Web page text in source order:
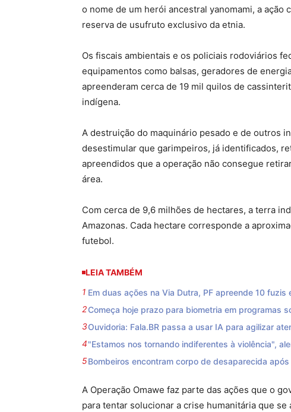
o nome de um herói ancestral yanomami, a
reserva de usufruto exclusivo da etnia.
Os fiscais ambientais e os policiais rodoviários
equipamentos como balsas, geradores de
apreenderam cerca de 19 mil quilos de
indígena.
A destruição do maquinário pesado e de outros
desestimular que garimpeiros, já identificados,
apreendidos que a operação não consegue
área.
Com cerca de 9,6 milhões de hectares, a terra
Amazonas. Cada hectare corresponde a
futebol.
LEIA TAMBÉM
Em duas ações na Via Dutra, PF apreende 10 fuzis
Começa hoje prazo para biometria em programas
Ouvidoria: Fala.BR passa a usar IA para agilizar
"Estamos nos tornando indiferentes à violência",
Bombeiros encontram corpo de desaparecida
A Operação Omawe faz parte das ações que o
para tentar solucionar a crise humanitária que se